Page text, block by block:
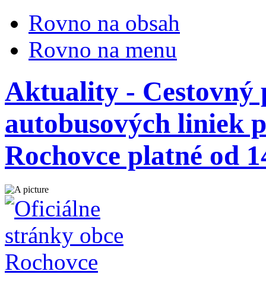
Rovno na obsah
Rovno na menu
Aktuality - Cestovný
autobusových liniek
Rochovce platné od